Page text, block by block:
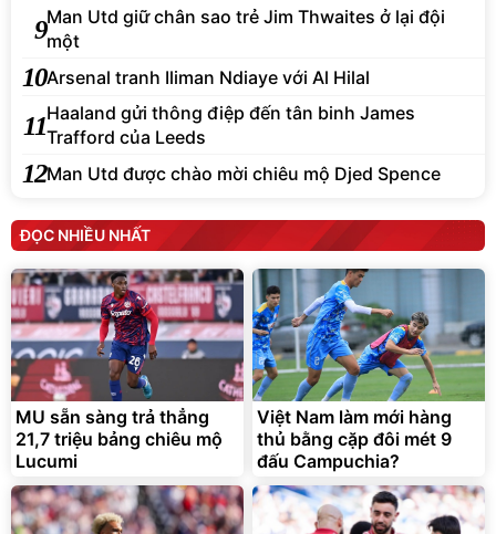
9Man Utd giữ chân sao trẻ Jim Thwaites ở lại đội
một
10Arsenal tranh Iliman Ndiaye với Al Hilal
11Haaland gửi thông điệp đến tân binh James
Trafford của Leeds
12Man Utd được chào mời chiêu mộ Djed Spence
ĐỌC NHIỀU NHẤT
MU sẵn sàng trả thẳng
21,7 triệu bảng chiêu mộ
Lucumi
Việt Nam làm mới hàng
thủ bằng cặp đôi mét 9
đấu Campuchia?